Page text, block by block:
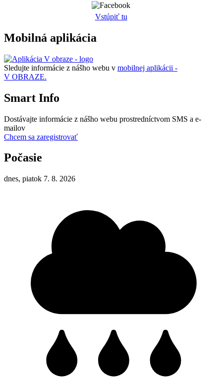
Vstúpiť tu
Mobilná aplikácia
Sledujte informácie z nášho webu v mobilnej aplikácii -
V OBRAZE.
Smart Info
Dostávajte informácie z nášho webu prostredníctvom SMS a e-
mailov
Chcem sa zaregistrovať
Počasie
dnes, piatok 7. 8. 2026